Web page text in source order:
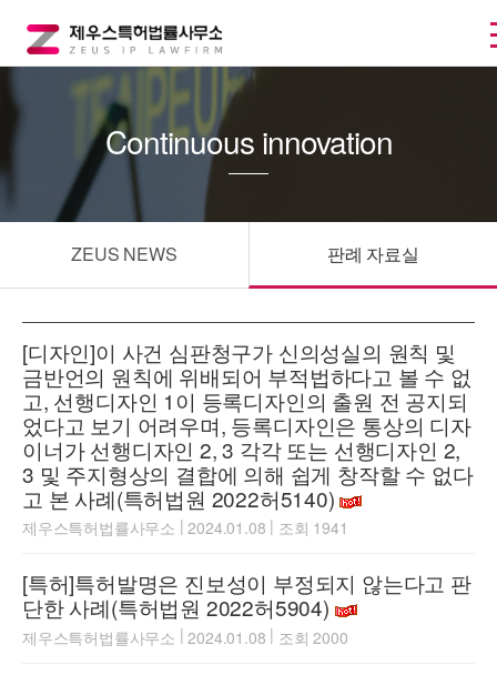
ZEUS NEWS 판례 자료실
Continuous innovation
[디자인]이 사건 심판청구가 신의성실의 원칙 및
금반언의 원칙에 위배되어 부적법하다고 볼 수 없
고, 선행디자인 1이 등록디자인의 출원 전 공지되
었다고 보기 어려우며, 등록디자인은 통상의 디자
이너가 선행디자인 2, 3 각각 또는 선행디자인 2,
3 및 주지형상의 결합에 의해 쉽게 창작할 수 없다
고 본 사례(특허법원 2022허5140)
제우스특허법률사무소 | 2024.01.08 | 조회 1941
[특허]특허발명은 진보성이 부정되지 않는다고 판
단한 사례(특허법원 2022허5904)
제우스특허법률사무소 | 2024.01.08 | 조회 2000